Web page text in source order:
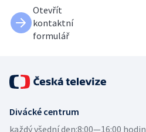
Otevřít
kontaktní
formulář
Divácké centrum
každý všední den:8:00—16:00 hodin